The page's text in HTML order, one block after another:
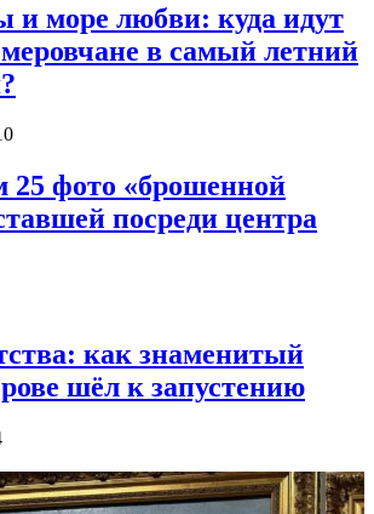
и море любви: куда идут
в самый летний
25 фото «брошенной
посреди центра
как знаменитый
шёл к запустению